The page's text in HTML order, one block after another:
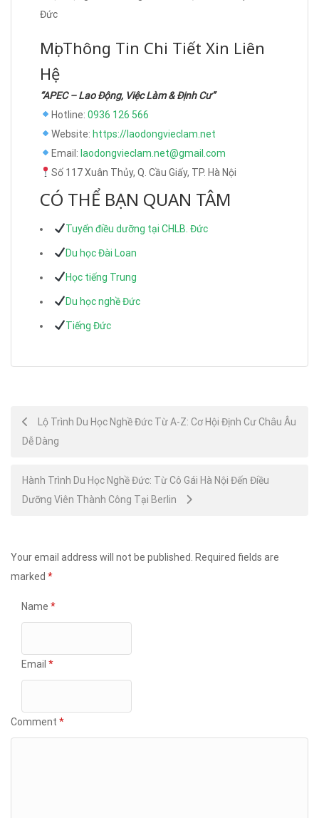
Đức
Mọi Thông Tin Chi Tiết Xin Liên
Hệ
“APEC – Lao Động, Việc Làm & Định Cư”
Hotline: 0936 126 566
Website: https://laodongvieclam.net
Email: laodongvieclam.net@gmail.com
Số 117 Xuân Thủy, Q. Cầu Giấy, TP. Hà Nội
CÓ THỂ BẠN QUAN TÂM
Tuyển điều dưỡng tại CHLB. Đức
Du học Đài Loan
Học tiếng Trung
Du học nghề Đức
Tiếng Đức
Post
navigation
Lộ Trình Du Học Nghề Đức Từ A-Z: Cơ Hội Định Cư Châu Âu
Dễ Dàng
Hành Trình Du Học Nghề Đức: Từ Cô Gái Hà Nội Đến Điều
Dưỡng Viên Thành Công Tại Berlin
Your email address will not be published. Required fields are
marked *
Name *
Email *
Comment *